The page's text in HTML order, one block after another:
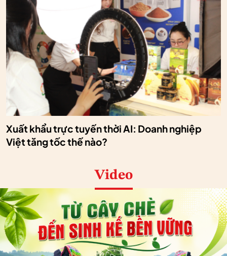
Xuất khẩu trực tuyến thời AI: Doanh nghiệp
Việt tăng tốc thế nào?
Video